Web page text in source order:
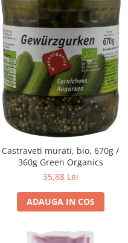
Castraveti murati, bio, 670g /
360g Green Organics
35,88 Lei
ADAUGA IN COS